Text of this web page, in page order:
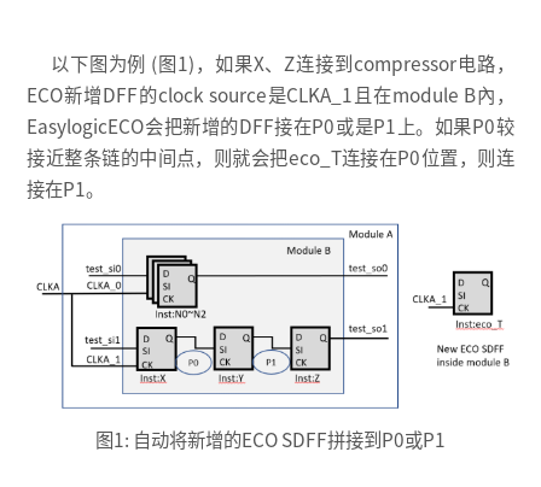
以下图为例 (图1)，如果X、Z连接到compressor电路，
ECO新增DFF的clock source是CLKA_1且在module B內，
EasylogicECO会把新增的DFF接在P0或是P1上。如果P0较
接近整条链的中间点，则就会把eco_T连接在P0位置，则连
接在P1。
图1: 自动将新增的ECO SDFF拼接到P0或P1